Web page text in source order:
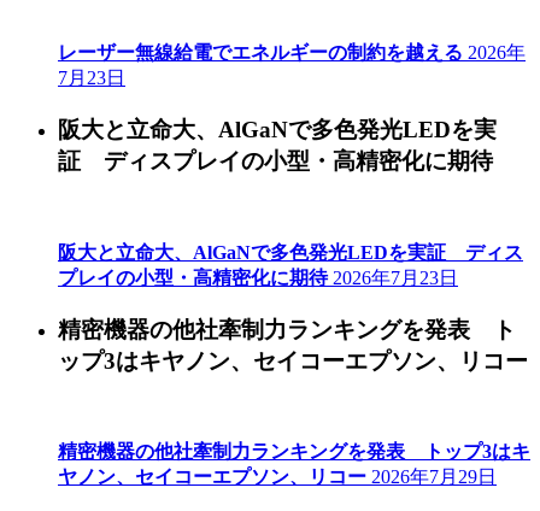
レーザー無線給電でエネルギーの制約を越える 2026年
7月23日
阪大と立命大、AlGaNで多色発光LEDを実
証 ディスプレイの小型・高精密化に期待
阪大と立命大、AlGaNで多色発光LEDを実証 ディス
プレイの小型・高精密化に期待 2026年7月23日
精密機器の他社牽制力ランキングを発表 ト
ップ3はキヤノン、セイコーエプソン、リコー
精密機器の他社牽制力ランキングを発表 トップ3はキ
ヤノン、セイコーエプソン、リコー 2026年7月29日